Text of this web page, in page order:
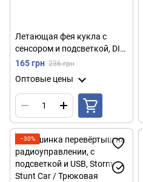
Летающая фея кукла с
сенсором и подсветкой, DIY
8018, Розовый / Детская
аккумуляторе
165 грн 236 грн
Оптовые цены
−30%